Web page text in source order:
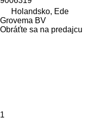
Holandsko, Ede
Grovema BV
Obráťte sa na predajcu
1